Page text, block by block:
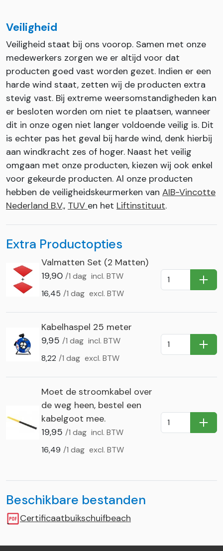
Veiligheid
Veiligheid staat bij ons voorop. Samen met onze
medewerkers zorgen we er altijd voor dat
producten goed vast worden gezet. Indien er een
harde wind staat, zetten wij de producten extra
stevig vast. Bij extreme weersomstandigheden kan
er besloten worden om niet te plaatsen, wanneer
dit in onze ogen niet langer voldoende veilig is. Dit
is echter pas het geval bij harde wind, denk hierbij
aan windkracht zes of hoger. Naast het veilig
omgaan met onze producten, kiezen wij ook enkel
voor gekeurde producten. Al onze producten
hebben de veiligheidskeurmerken van AIB-Vincotte
Nederland B.V., TUV en het Liftinstituut.
Extra Productopties
Valmatten Set (2 Matten)
19,90 /1 dag incl. BTW
16,45 /1 dag excl. BTW
In
Kabelhaspel 25 meter
9,95 /1 dag incl. BTW
8,22 /1 dag excl. BTW
In
Moet de stroomkabel over
de weg heen, bestel een
kabelgoot mee.
19,95 /1 dag incl. BTW
16,49 /1 dag excl. BTW
In
Beschikbare bestanden
Certificaatbuikschuifbeach